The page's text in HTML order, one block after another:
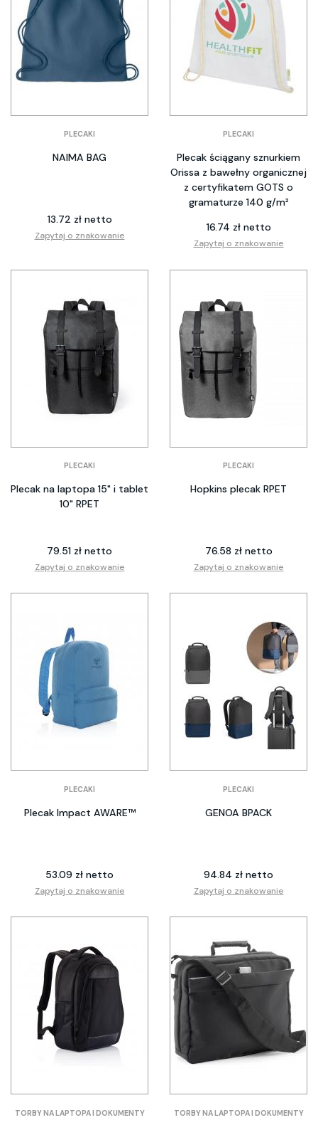
PLECAKI
NAIMA BAG
13.72 zł netto
Zapytaj o znakowanie
PLECAKI
Plecak ściągany sznurkiem
Orissa z bawełny organicznej
z certyfikatem GOTS o
gramaturze 140 g/m²
16.74 zł netto
Zapytaj o znakowanie
PLECAKI
Plecak na laptopa 15" i tablet
10" RPET
79.51 zł netto
Zapytaj o znakowanie
PLECAKI
Hopkins plecak RPET
76.58 zł netto
Zapytaj o znakowanie
PLECAKI
Plecak Impact AWARE™
53.09 zł netto
Zapytaj o znakowanie
PLECAKI
GENOA BPACK
94.84 zł netto
Zapytaj o znakowanie
TORBY NA LAPTOPA I DOKUMENTY TORBY NA LAPTOPA I DOKUMENTY